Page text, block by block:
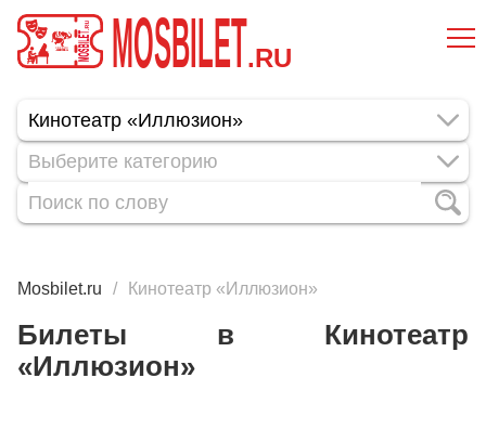
MOSBILET.RU
Выберите категорию
Mosbilet.ru Кинотеатр «Иллюзион»
Билеты в Кинотеатр
«Иллюзион»